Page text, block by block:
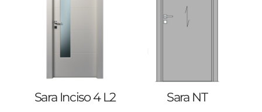
Sara Inciso 4 L2 Sara NT